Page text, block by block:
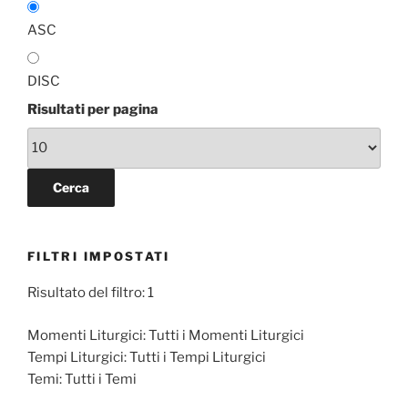
ASC
DISC
Risultati per pagina
FILTRI IMPOSTATI
Risultato del filtro: 1
Momenti Liturgici:Tutti i Momenti Liturgici
Tempi Liturgici:Tutti i Tempi Liturgici
Temi:Tutti i Temi